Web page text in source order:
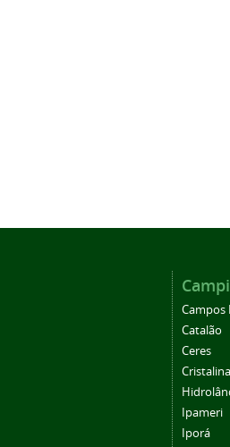
Campi
Campos
Catalão
Ceres
Cristalina
Ipameri
Iporá